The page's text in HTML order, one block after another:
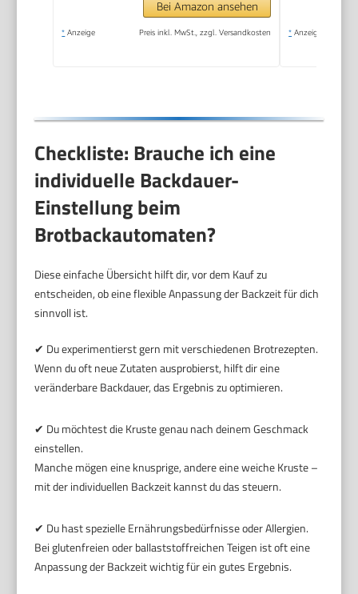
11011)
Bei Amazon ansehen
* Anzeige Preis inkl. MwSt., zzgl. Versandkosten * Anzeige
Checkliste: Brauche ich eine
individuelle Backdauer-
Einstellung beim
Brotbackautomaten?
Diese einfache Übersicht hilft dir, vor dem Kauf zu
entscheiden, ob eine flexible Anpassung der Backzeit für dich
sinnvoll ist.
✔ Du experimentierst gern mit verschiedenen Brotrezepten.
Wenn du oft neue Zutaten ausprobierst, hilft dir eine
veränderbare Backdauer, das Ergebnis zu optimieren.
✔ Du möchtest die Kruste genau nach deinem Geschmack
einstellen.
Manche mögen eine knusprige, andere eine weiche Kruste –
mit der individuellen Backzeit kannst du das steuern.
✔ Du hast spezielle Ernährungsbedürfnisse oder Allergien.
Bei glutenfreien oder ballaststoffreichen Teigen ist oft eine
Anpassung der Backzeit wichtig für ein gutes Ergebnis.